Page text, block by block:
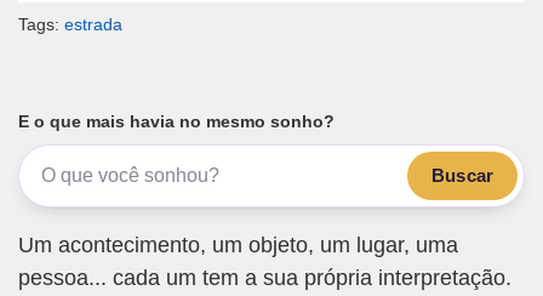
Tags: estrada
E o que mais havia no mesmo sonho?
Buscar
Um acontecimento, um objeto, um lugar, uma
pessoa... cada um tem a sua própria interpretação.